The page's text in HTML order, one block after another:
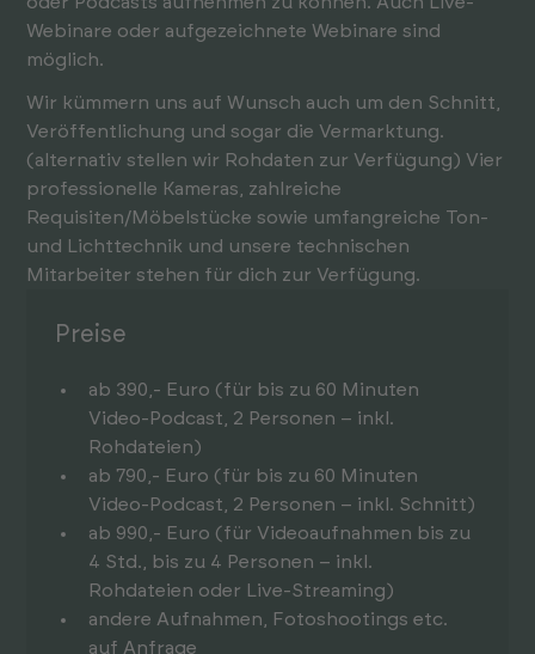
Webinare oder aufgezeichnete Webinare sind
möglich.
Wir kümmern uns auf Wunsch auch um den Schnitt,
Veröffentlichung und sogar die Vermarktung.
(alternativ stellen wir Rohdaten zur Verfügung) Vier
professionelle Kameras, zahlreiche
Requisiten/Möbelstücke sowie umfangreiche Ton-
und Lichttechnik und unsere technischen
Mitarbeiter stehen für dich zur Verfügung.
Preise
ab 390,- Euro (für bis zu 60 Minuten
Video-Podcast, 2 Personen – inkl.
Rohdateien)
ab 790,- Euro (für bis zu 60 Minuten
Video-Podcast, 2 Personen – inkl. Schnitt)
ab 990,- Euro (für Videoaufnahmen bis zu
4 Std., bis zu 4 Personen – inkl.
Rohdateien oder Live-Streaming)
andere Aufnahmen, Fotoshootings etc.
auf Anfrage